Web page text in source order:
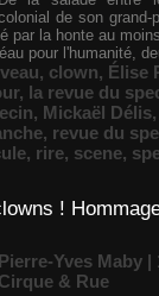
de son
par la honte au
pour l'humanité,
, clown, Élise
, la revue du
, Mickaël Délis,
, revue du
, rire, scene,
!
Pierre-Yves Maby |
Cirque & Rue